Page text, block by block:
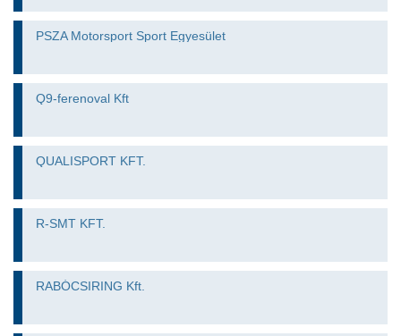
PSZA Motorsport Sport Egyesület
Q9-ferenoval Kft
QUALISPORT KFT.
R-SMT KFT.
RABÓCSIRING Kft.